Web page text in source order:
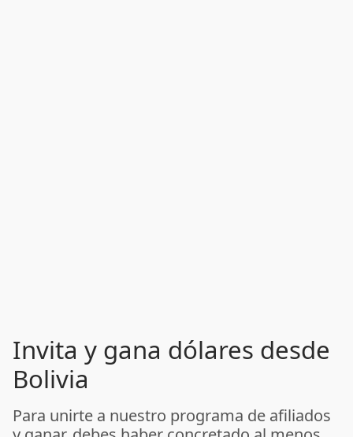
Invita y gana dólares desde
Bolivia
Para unirte a nuestro programa de afiliados